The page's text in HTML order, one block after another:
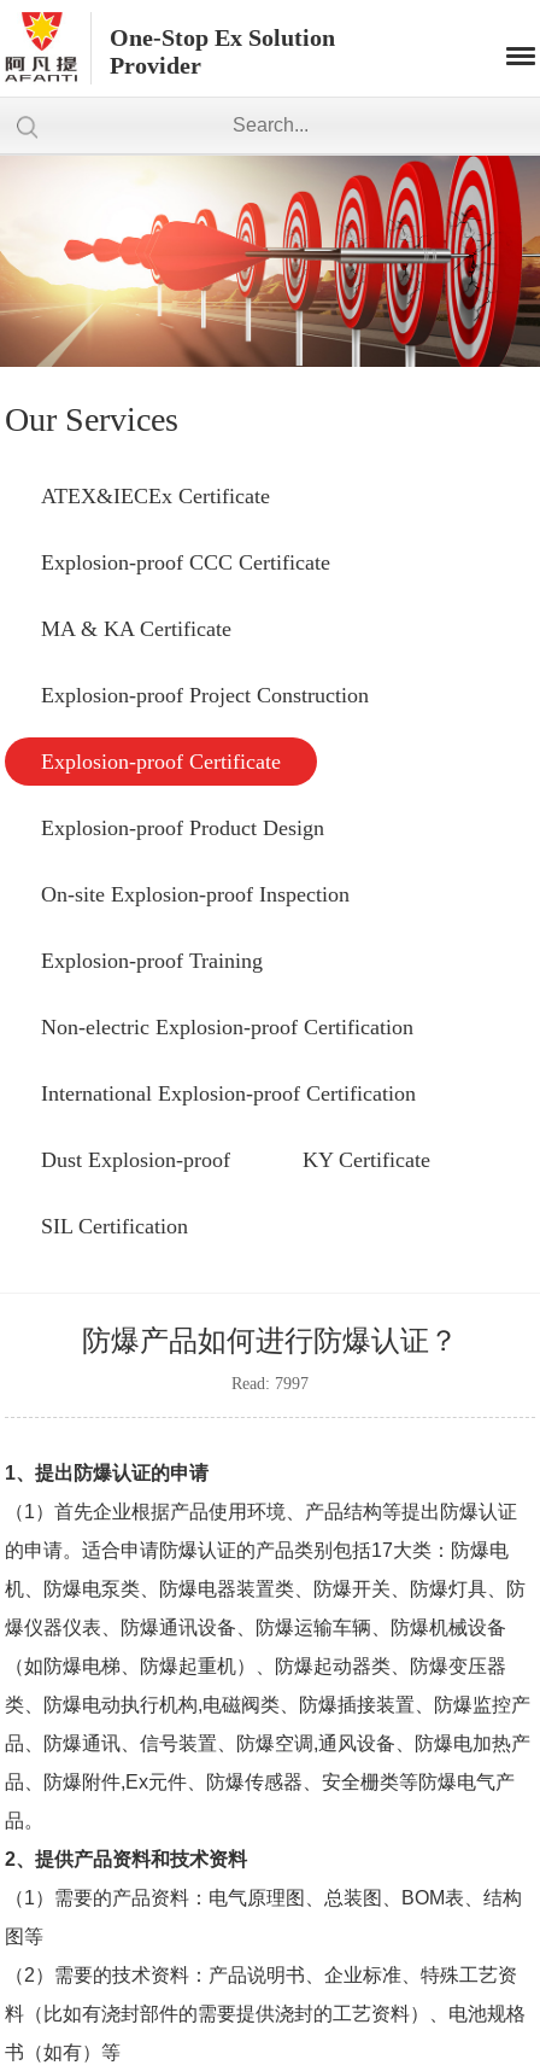
One-Stop Ex Solution
Provider
Our Services
ATEX&IECEx Certificate
Explosion-proof CCC Certificate
MA & KA Certificate
Explosion-proof Project Construction
Explosion-proof Certificate
Explosion-proof Product Design
On-site Explosion-proof Inspection
Explosion-proof Training
Non-electric Explosion-proof Certification
International Explosion-proof Certification
Dust Explosion-proof KY Certificate
SIL Certification
防爆产品如何进行防爆认证？
Read: 7997
1、提出防爆认证的申请
（1）首先企业根据产品使用环境、产品结构等提出 防爆认证
的申请。适合申请防爆认证的产品类别包括17大类：防爆电
机、防爆电泵类、防爆电器装置类、防爆开关、防爆灯具、防
爆仪器仪表、防爆通讯设备、防爆运输车辆、防爆机械设备
（如防爆电梯、防爆起重机）、防爆起动器类、防爆变压器
类、防爆电动执行机构,电磁阀类、防爆插接装置、防爆监控产
品、防爆通讯、信号装置、防爆空调,通风设备、防爆电加热产
品、防爆附件,Ex元件、防爆传感器、安全栅类等防爆电气产
品。
2、提供产品资料和技术资料
（1）需要的产品资料：电气原理图、总装图、 BOM表、结构
图等
（2）需要的技术资料：产品说明书、企业标准、特殊工艺资
料（比如有浇封部件的需要提供浇封的工艺资料）、电池规格
书（如有）等